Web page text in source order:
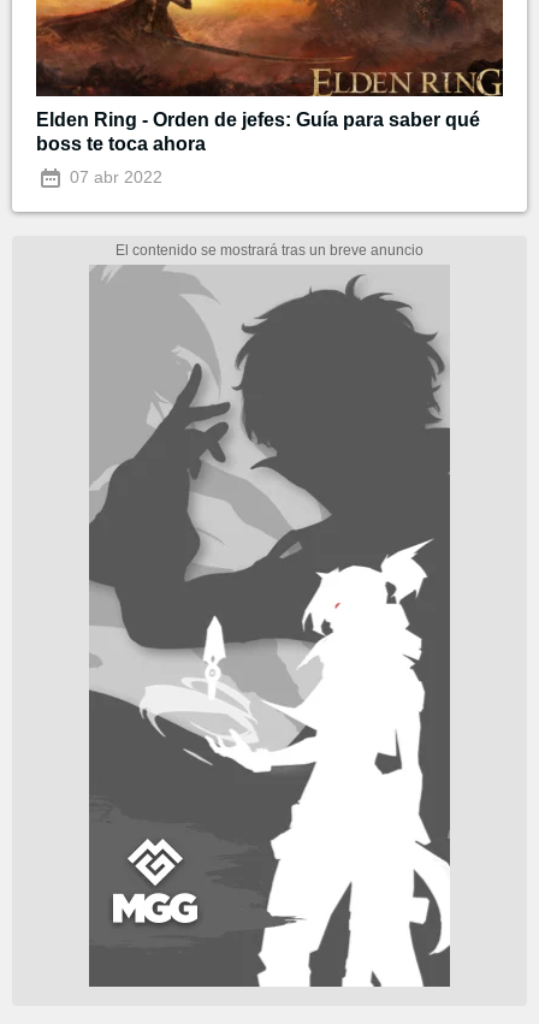
Elden Ring - Orden de jefes: Guía para saber qué
boss te toca ahora
07 abr 2022